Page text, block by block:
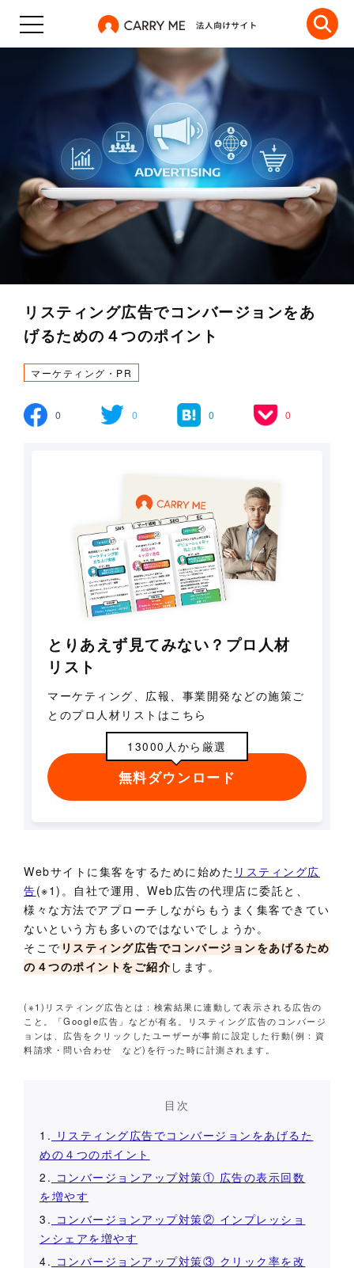
リスティング広告でコンバージョンをあ
げるための４つのポイント
マーケティング・PR
0 0 0 0
とりあえず見てみない？プロ人材
リスト
マーケティング、広報、事業開発などの施策ご
とのプロ人材リストはこちら
13000人から厳選
無料ダウンロード
Webサイトに集客をするために始めた リスティング広
告(※1)。自社で運用、Web広告の代理店に委託と、
様々な方法でアプローチしながらもうまく集客できてい
ないという方も多いのではないでしょうか。
そこで リスティング広告でコンバージョンをあげるため
の４つのポイントをご紹介 します。
(※1)リスティング広告とは：検索結果に連動して表示される広告の
こと。「Google広告」などが有名。リスティング広告のコンバージ
ョンは、広告をクリックしたユーザーが事前に設定した行動(例：資
料請求・問い合わせ など)を行った時に計測されます。
目次
1. リスティング広告でコンバージョンをあげるた
めの４つのポイント
2. コンバージョンアップ対策① 広告の表示回数
を増やす
3. コンバージョンアップ対策② インプレッショ
ンシェアを増やす
4. コンバージョンアップ対策③ クリック率を改